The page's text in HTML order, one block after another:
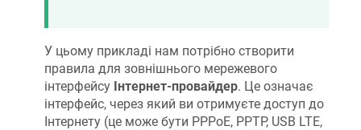
У цьому прикладі нам потрібно створити
правила для зовнішнього мережевого
інтерфейсу Інтернет-провайдер. Це означає
інтерфейс, через який ви отримуєте доступ до
Інтернету (це може бути PPPoE, PPTP, USB LTE,